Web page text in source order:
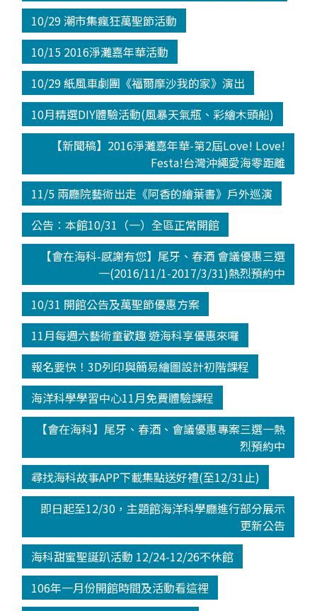
10/29 潮市集瘋狂萬聖節活動
10/15 2016淨灘嘉年華活動
10/29 紙風車劇團《福爾摩沙我的家》演出
10月精選DIY體驗活動(風暴天氣瓶、彩繪木頭船)
【新聞稿】2016淨灘嘉年華-第2屆Love! Love!
Festa!台灣沖繩愛海零距離
11/5 兩廳院藝術出走《阿香的繪葉書》戶外巡演
公告：本館10/31（一）全區正常開館
【會在海科-感謝有您】尾牙、春酒 會議優惠三選
一(2016/11/1-2017/3/31)熱烈預約中
10/31 開館公告及萬聖節優惠方案
11月每週六藝術童歡趣 遊海科享優惠來囉
報名要快！3D列印與簡易繪圖設計初階課程
海洋科學學習中心11月免費體驗課程
【會在海科】尾牙、春酒、會議優惠專案三選一熱
烈預約中
尋找海科故事APP下載集點送好禮(至12/31止)
即日起至12/30，主題館海洋科學廳進行部分展示
更新公告
海科甜蜜聖誕趴活動 12/24-12/26不休館
106年一月份開館時間及活動看這裡